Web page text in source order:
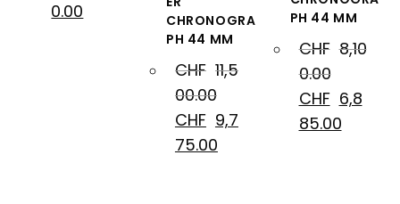
0.00
CHRONOGRA
PH 44 MM
CHF 11,5
00.00
CHF 9,7
75.00
PH 44 MM
CHF 8,10
0.00
CHF 6,8
85.00